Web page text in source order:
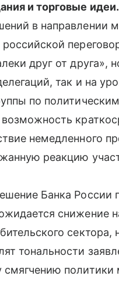
и торговые идеи.
в направлении
российской
друг от
так и на
по
немедленного
реакцию
Банка России
снижение
тональности
политики